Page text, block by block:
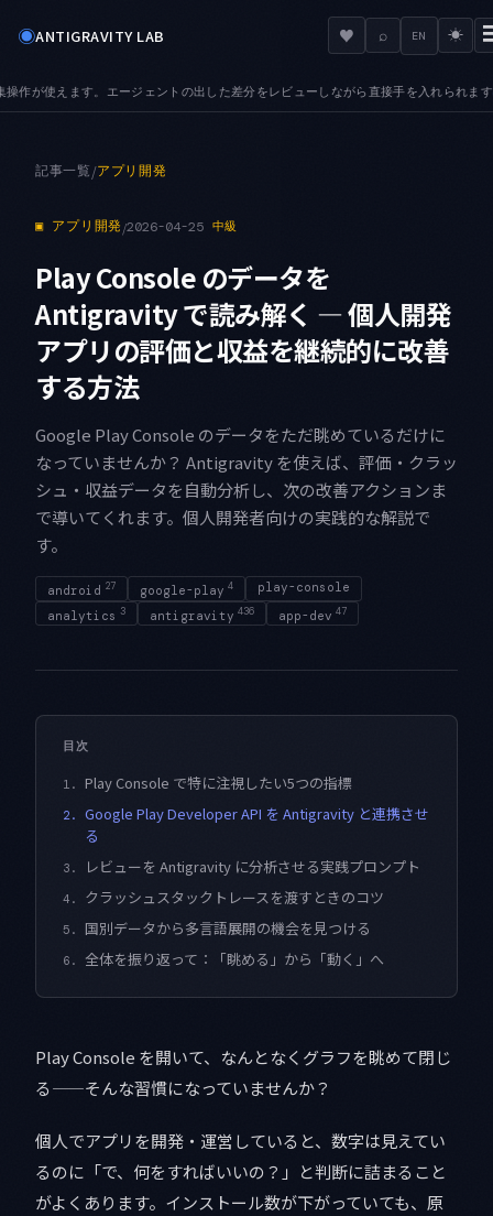
◉ANTIGRAVITY LAB ♥ ⌕ EN ☀
分をレビューしながら直接手を入れられます●TABS — プレビュータブが加わりま
記事一覧/アプリ開発
▣ アプリ開発/2026-04-25 中級
Play Console のデータを
Antigravity で読み解く — 個人開発
アプリの評価と収益を継続的に改善
する方法
Google Play Console のデータをただ眺めているだけに
なっていませんか？ Antigravity を使えば、評価・クラッ
シュ・収益データを自動分析し、次の改善アクションま
で導いてくれます。個人開発者向けの実践的な解説で
す。
android 27 google-play 4
play-console
analytics 3 antigravity 436 app-dev 47
目次
1. Play Console で特に注視したい5つの指標
2.
Google Play Developer API を Antigravity と連携させ
る
3. レビューを Antigravity に分析させる実践プロンプト
4. クラッシュスタックトレースを渡すときのコツ
5. 国別データから多言語展開の機会を見つける
6. 全体を振り返って：「眺める」から「動く」へ
Play Console を開いて、なんとなくグラフを眺めて閉じ
る——そんな習慣になっていませんか？
個人でアプリを開発・運営していると、数字は見えてい
るのに「で、何をすればいいの？」と判断に詰まること
がよくあります。インストール数が下がっていても、原